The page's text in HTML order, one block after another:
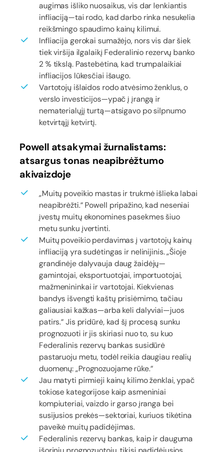
augimas išliko nuosaikus, vis dar lenkiantis
infliaciją—tai rodo, kad darbo rinka nesukelia
reikšmingo spaudimo kainų kilimui.
Infliacija gerokai sumažėjo, nors vis dar šiek
tiek viršija ilgalaikį Federalinio rezervų banko
2 % tikslą. Pastebėtina, kad trumpalaikiai
infliacijos lūkesčiai išaugo.
Vartotojų išlaidos rodo atvėsimo ženklus, o
verslo investicijos—ypač į įrangą ir
nematerialųjį turtą—atsigavo po silpnumo
ketvirtąjį ketvirtį.
Powell atsakymai žurnalistams:
atsargus tonas neapibrėžtumo
akivaizdoje
„Muitų poveikio mastas ir trukmė išlieka labai
neapibrėžti.“ Powell pripažino, kad neseniai
įvestų muitų ekonomines pasekmes šiuo
metu sunku įvertinti.
Muitų poveikio perdavimas į vartotojų kainų
infliaciją yra sudėtingas ir nelinijinis. „Šioje
grandinėje dalyvauja daug žaidėjų—
gamintojai, eksportuotojai, importuotojai,
mažmenininkai ir vartotojai. Kiekvienas
bandys išvengti kaštų prisiėmimo, tačiau
galiausiai kažkas—arba keli dalyviai—juos
patirs.“ Jis pridūrė, kad šį procesą sunku
prognozuoti ir jis skiriasi nuo to, su kuo
Federalinis rezervų bankas susidūrė
pastaruoju metu, todėl reikia daugiau realių
duomenų: „Prognozuojame rūke.“
Jau matyti pirmieji kainų kilimo ženklai, ypač
tokiose kategorijose kaip asmeniniai
kompiuteriai, vaizdo ir garso įranga bei
susijusios prekės—sektoriai, kuriuos tikėtina
paveikė muitų padidėjimas.
Federalinis rezervų bankas, kaip ir dauguma